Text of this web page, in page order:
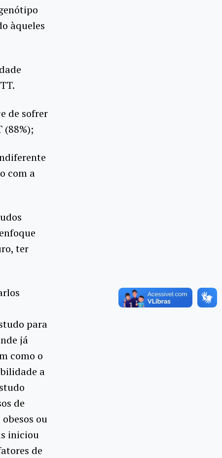
àqueles
de sofrer
(88%);
com a
ter
para
já
como o
a
de
ou
iniciou
de